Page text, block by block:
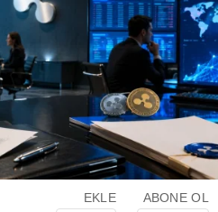
EKLE ABONE OL